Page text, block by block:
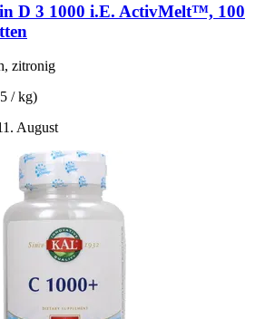
D 3 1000 i.E. ActivMelt™, 100
zitronig
/ kg)
August